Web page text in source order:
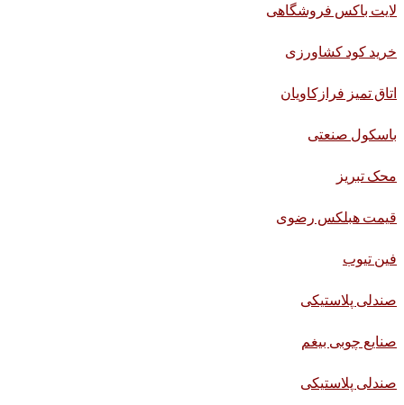
لایت باکس فروشگاهی
خرید کود کشاورزی
اتاق تمیز فرازکاویان
باسکول صنعتی
محک تبریز
قیمت هبلکس رضوی
فین تیوب
صندلی پلاستیکی
صنایع چوبی بیغم
صندلی پلاستیکی